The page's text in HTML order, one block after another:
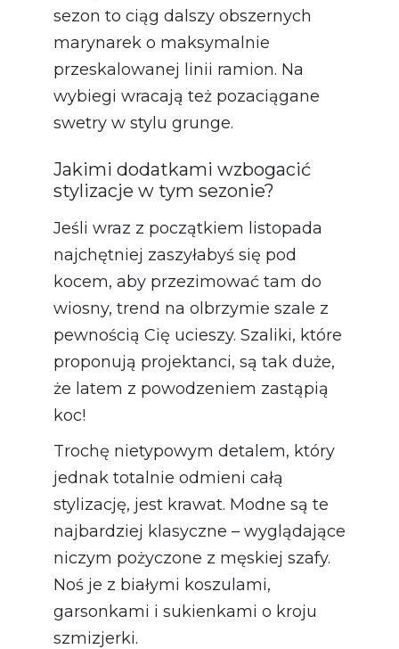
sezon to ciąg dalszy obszernych
marynarek o maksymalnie
przeskalowanej linii ramion. Na
wybiegi wracają też pozaciągane
swetry w stylu grunge.
Jakimi dodatkami wzbogacić
stylizacje w tym sezonie?
Jeśli wraz z początkiem listopada
najchętniej zaszyłabyś się pod
kocem, aby przezimować tam do
wiosny, trend na olbrzymie szale z
pewnością Cię ucieszy. Szaliki, które
proponują projektanci, są tak duże,
że latem z powodzeniem zastąpią
koc!
Trochę nietypowym detalem, który
jednak totalnie odmieni całą
stylizację, jest krawat. Modne są te
najbardziej klasyczne – wyglądające
niczym pożyczone z męskiej szafy.
Noś je z białymi koszulami,
garsonkami i sukienkami o kroju
szmizjerki.